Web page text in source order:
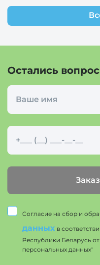
Остались
Согласие на сбор и
данных в
Республики Беларусь
персональных данных"